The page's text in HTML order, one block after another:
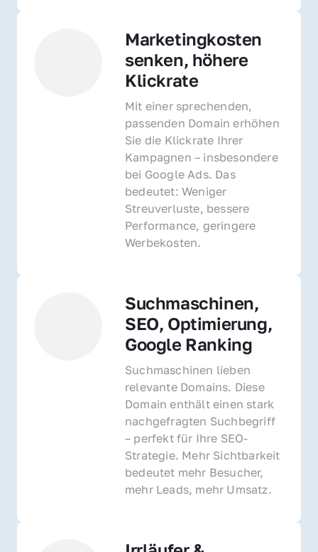
Marketingkosten
senken, höhere
Klickrate
Mit einer sprechenden,
passenden Domain erhöhen
Sie die Klickrate Ihrer
Kampagnen – insbesondere
bei Google Ads. Das
bedeutet: Weniger
Streuverluste, bessere
Performance, geringere
Werbekosten.
Suchmaschinen,
SEO, Optimierung,
Google Ranking
Suchmaschinen lieben
relevante Domains. Diese
Domain enthält einen stark
nachgefragten Suchbegriff
– perfekt für Ihre SEO-
Strategie. Mehr Sichtbarkeit
bedeutet mehr Besucher,
mehr Leads, mehr Umsatz.